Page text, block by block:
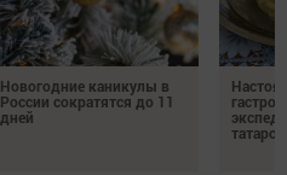
Новогодние каникулы в
России сократятся до 11
дней